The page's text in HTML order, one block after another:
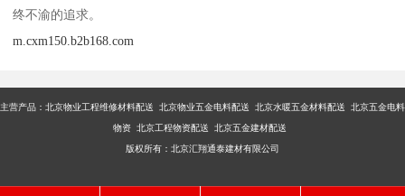
终不渝的追求。
m.cxm150.b2b168.com
主营产品： 北京物业工程维修材料配送 北京物业五金电料配送 北京水暖五金材料配送 北京五金电料
物资 北京工程物资配送 北京五金建材配送
版权所有：北京汇翔通泰建材有限公司